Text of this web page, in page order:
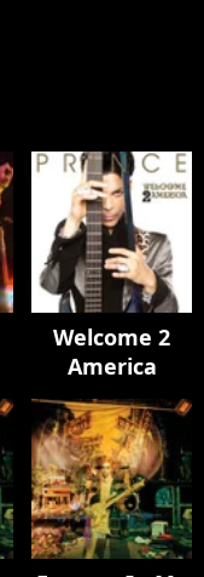
Welcome 2
America